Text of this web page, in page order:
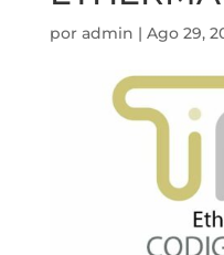
por admin | Ago 29,